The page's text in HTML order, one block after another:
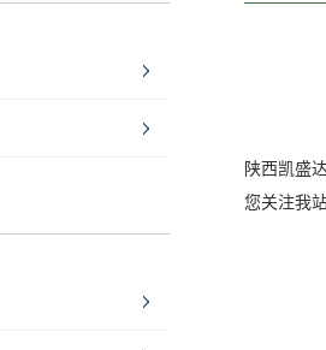
陕西凯盛
您关注我站